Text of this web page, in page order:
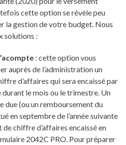
cette option se révèle peu
la gestion de votre budget. Nous
solutions :
: cette option vous
auprès de l’administration un
d’affaires qui sera encaissé par
le mois ou le trimestre. Un
due (ou un remboursement du
en septembre de l’année suivante
chiffre d’affaires encaissé en
2042C PRO. Pour préparer